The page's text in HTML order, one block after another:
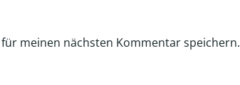
meinen nächsten Kommentar speichern.